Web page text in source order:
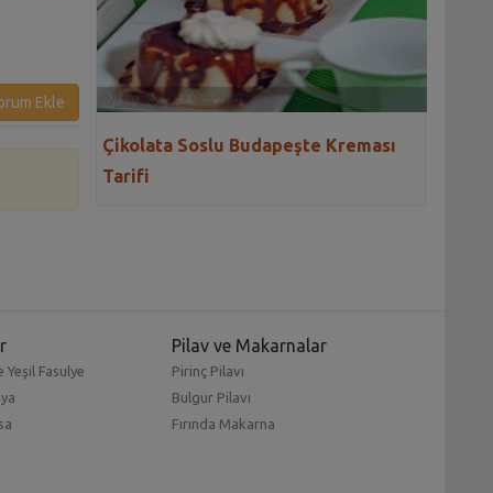
İtalyan Kahve Kurabiyesi
Tarifi
Keki Tarifi
Ekle
Çikolata Soslu Budapeşte Kreması
Tarifi
Yeşil Fasulye
Pilav ve Makarnalar
Pirinç Pilavı
Bulgur Pilavı
Fırında Makarna